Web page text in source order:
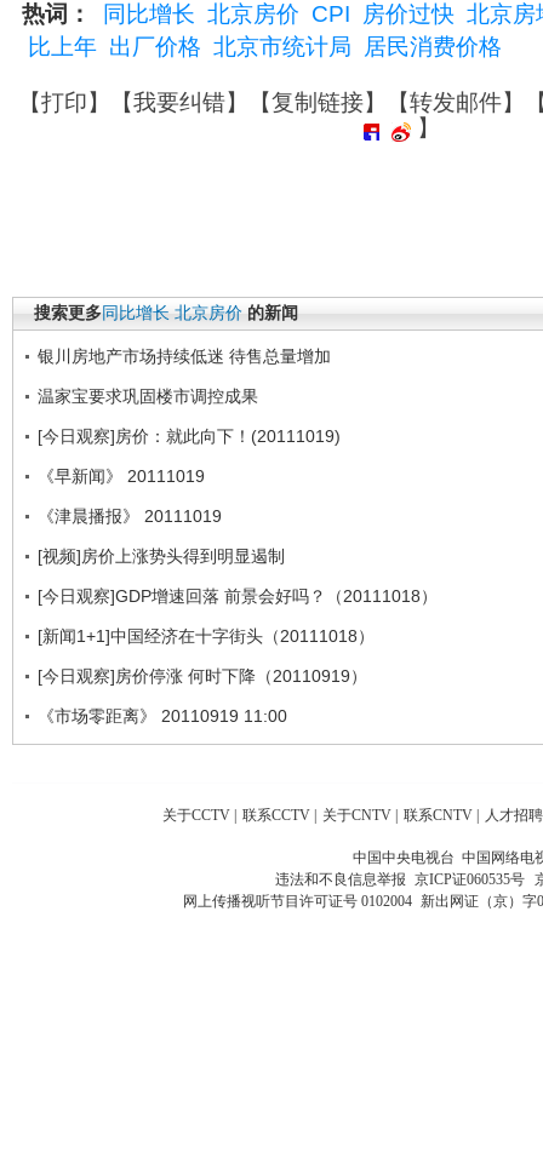
热词： 同比增长 北京房价 CPI 房价过快 北京房
比上年 出厂价格 北京市统计局 居民消费价格
【打印】【我要纠错】【复制链接】【转发邮件】
】
搜索更多同比增长 北京房价 的新闻
银川房地产市场持续低迷 待售总量增加
温家宝要求巩固楼市调控成果
[今日观察]房价：就此向下！(20111019)
《早新闻》 20111019
《津晨播报》 20111019
[视频]房价上涨势头得到明显遏制
[今日观察]GDP增速回落 前景会好吗？（20111018）
[新闻1+1]中国经济在十字街头（20111018）
[今日观察]房价停涨 何时下降（20110919）
《市场零距离》 20110919 11:00
关于CCTV | 联系CCTV | 关于CNTV | 联系CNTV | 人才招聘
中国中央电视台 中国网络电
违法和不良信息举报 京ICP证060535号
网上传播视听节目许可证号 0102004 新出网证（京）